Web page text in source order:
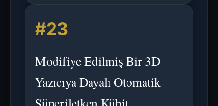
mümkün kılar.
#23
Modifiye Edilmiş Bir 3D
Yazıcıya Dayalı Otomatik
Süperiletken Kübit